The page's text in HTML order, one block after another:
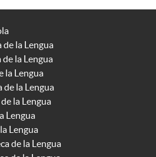
la Lengua
la Lengua
la Lengua
de la Lengua
la Lengua
Lengua
Lengua
de la Lengua